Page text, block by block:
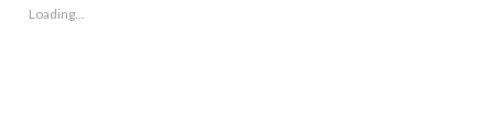
window)
Loading...